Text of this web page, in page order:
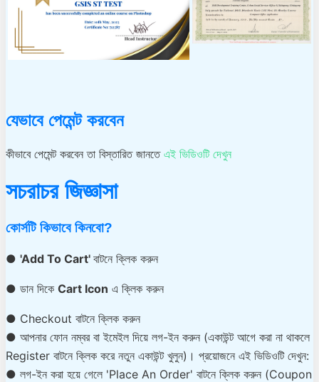
যেভাবে পেমেন্ট করবেন
কীভাবে পেমেন্ট করবেন তা বিস্তারিত জানতে এই ভিডিওটি দেখুন
সচরাচর জিজ্ঞাসা
কোর্সটি কিভাবে কিনবো?
● 'Add To Cart' বাটনে ক্লিক করুন
● ডান দিকে Cart Icon এ ক্লিক করুন
● Checkout বাটনে ক্লিক করুন
● আপনার ফোন নম্বর বা ইমেইল দিয়ে লগ-ইন করুন (একাউন্ট আগে করা না থাকলে
Register বাটনে ক্লিক করে নতুন একাউন্ট খুলুন)। প্রয়োজনে এই ভিডিওটি দেখুন:
● লগ-ইন করা হয়ে গেলে 'Place An Order' বাটনে ক্লিক করুন (Coupon